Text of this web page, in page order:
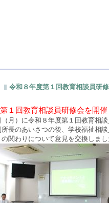
令和８年度第１回教育相談員研
１回教育相談員研修会を開催
月）に令和８年度第１回教育相
長のあいさつの後、学校福祉相
関わりについて意見を交換しま